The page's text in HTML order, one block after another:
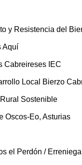
y Resistencia del
Aquí
Cabreireses IEC
Local Bierzo
Sostenible
Oscos-Eo, Asturias
el Perdón /